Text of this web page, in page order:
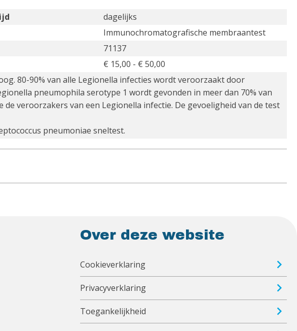
dagelijks
Immunochromatografische membraantest
71137
€ 15,00 - € 50,00
80-90% van alle Legionella infecties wordt veroorzaakt door
pneumophila serotype 1 wordt gevonden in meer dan 70% van
veroorzakers van een Legionella infectie. De gevoeligheid van de test
pneumoniae sneltest.
Over deze website
Cookieverklaring
Privacyverklaring
Toegankelijkheid